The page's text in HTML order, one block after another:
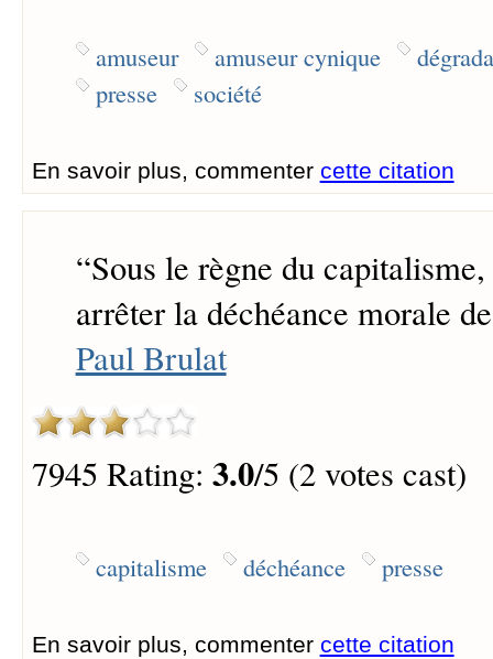
amuseur amuseur cynique
presse
société
En savoir plus, commenter cette citation
“Sous le règne du
arrêter la déchéance morale
Paul Brulat
7945 Rating: 3.0/5 (2 votes cast)
capitalisme déchéance presse
En savoir plus, commenter cette citation